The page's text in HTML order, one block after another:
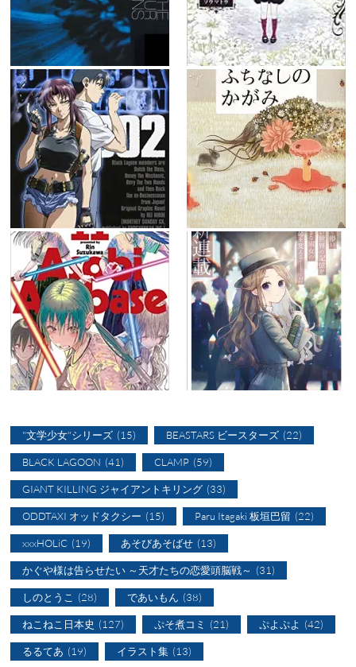
"文学少女"シリーズ (15) BEASTARS ビースターズ (22)
BLACK LAGOON (41) CLAMP (59)
GIANT KILLING ジャイアントキリング (33)
ODDTAXI オッドタクシー (15) Paru Itagaki 板垣巴留 (22)
xxxHOLiC (19) あそびあそばせ (13)
かぐや様は告らせたい ～天才たちの恋愛頭脳戦～ (31)
しのとうこ (28) であいもん (38)
ねこねこ日本史 (127) ぷそ煮コミ (21) ぷよぷよ (42)
るるてあ (19) イラスト集 (13)